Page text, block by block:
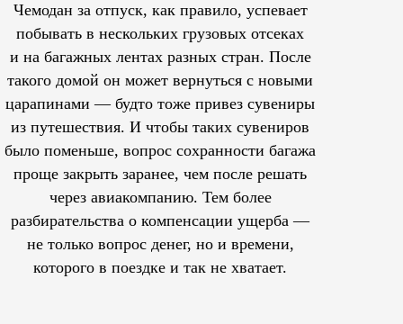
Чемодан за отпуск, как правило, успевает
побывать в нескольких грузовых отсеках
и на багажных лентах разных стран. После
такого домой он может вернуться с новыми
царапинами — будто тоже привез сувениры
из путешествия. И чтобы таких сувениров
было поменьше, вопрос сохранности багажа
проще закрыть заранее, чем после решать
через авиакомпанию. Тем более
разбирательства о компенсации ущерба —
не только вопрос денег, но и времени,
которого в поездке и так не хватает.